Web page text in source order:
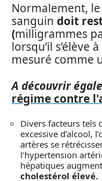
Normalement,
sanguin doit
(milligrammes
lorsqu’il s’élève
mesuré comme
A découvrir
régime contre
Divers facteurs tels
excessive d’alcool,
artères se
l’hypertension
hépatiques
cholestérol élevé.